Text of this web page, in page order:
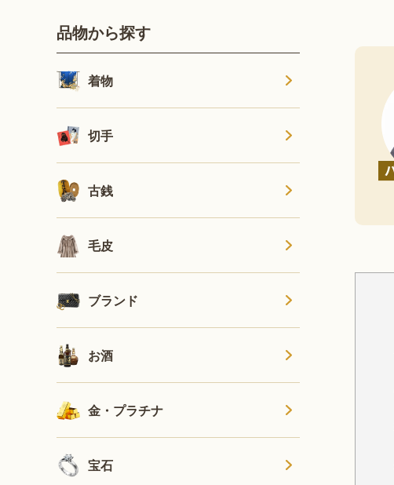
品物から探す
着物
切手
古銭
毛皮
ブランド
お酒
金・プラチナ
宝石